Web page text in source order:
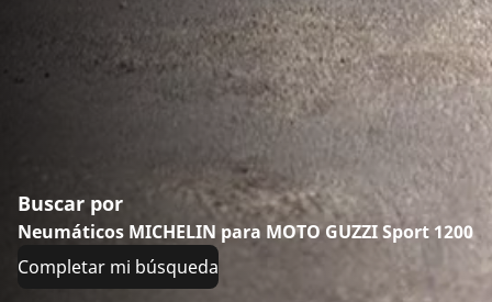
Buscar por
Neumáticos MICHELIN para MOTO GUZZI Sport 1200
Completar mi búsqueda